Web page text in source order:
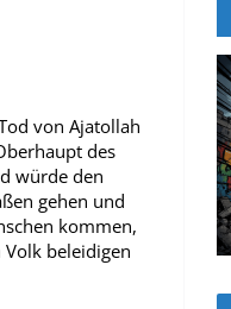
von Ajatollah
des
würde den
gehen und
kommen,
beleidigen